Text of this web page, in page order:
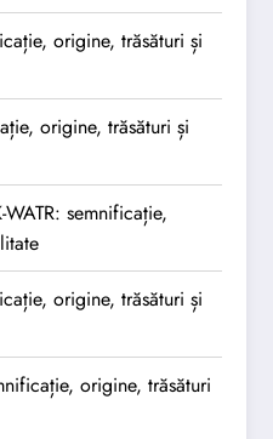
origine, trăsături și
origine, trăsături și
WATR: semnificație,
origine, trăsături și
origine, trăsături